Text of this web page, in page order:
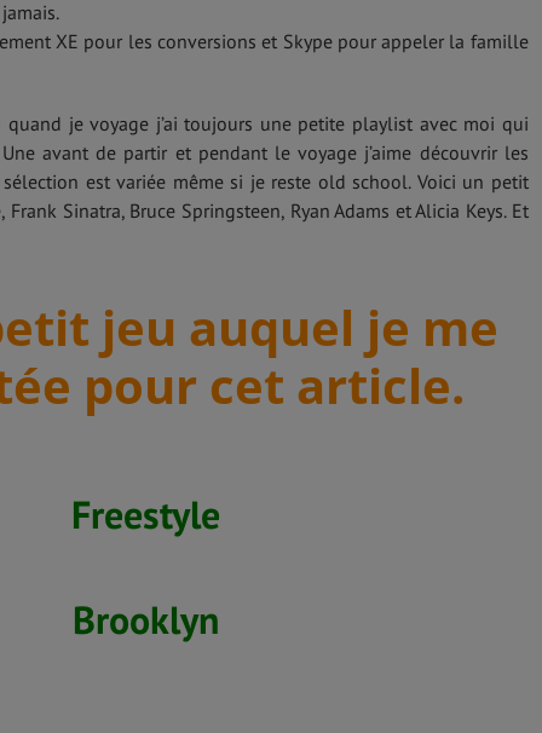
XE pour les conversions et Skype pour appeler la famille
quand je voyage j’ai toujours une petite playlist avec moi qui
avant de partir et pendant le voyage j’aime découvrir les
est variée même si je reste old school. Voici un petit
Sinatra, Bruce Springsteen, Ryan Adams et Alicia Keys. Et
jeu auquel je me
pour cet article.
Freestyle
Brooklyn